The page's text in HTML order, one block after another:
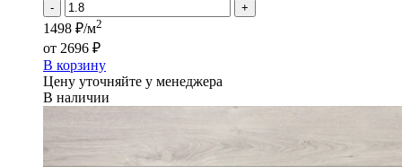
- +
1498 ₽/м2
от 2696 ₽
В корзину
Цену уточняйте у менеджера
В наличии